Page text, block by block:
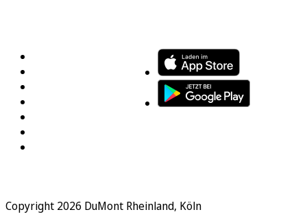
Copyright 2026 DuMont Rheinland, Köln